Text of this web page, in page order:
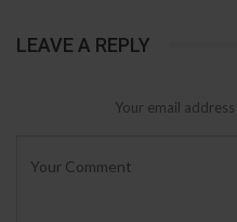
LEAVE A REPLY
Your email